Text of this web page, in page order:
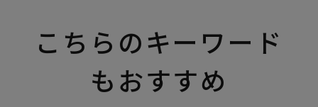
こちらのキーワード
もおすすめ